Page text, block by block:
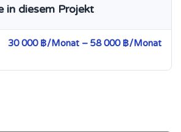
in diesem Projekt
30 000 ฿/Monat – 58 000 ฿/Monat